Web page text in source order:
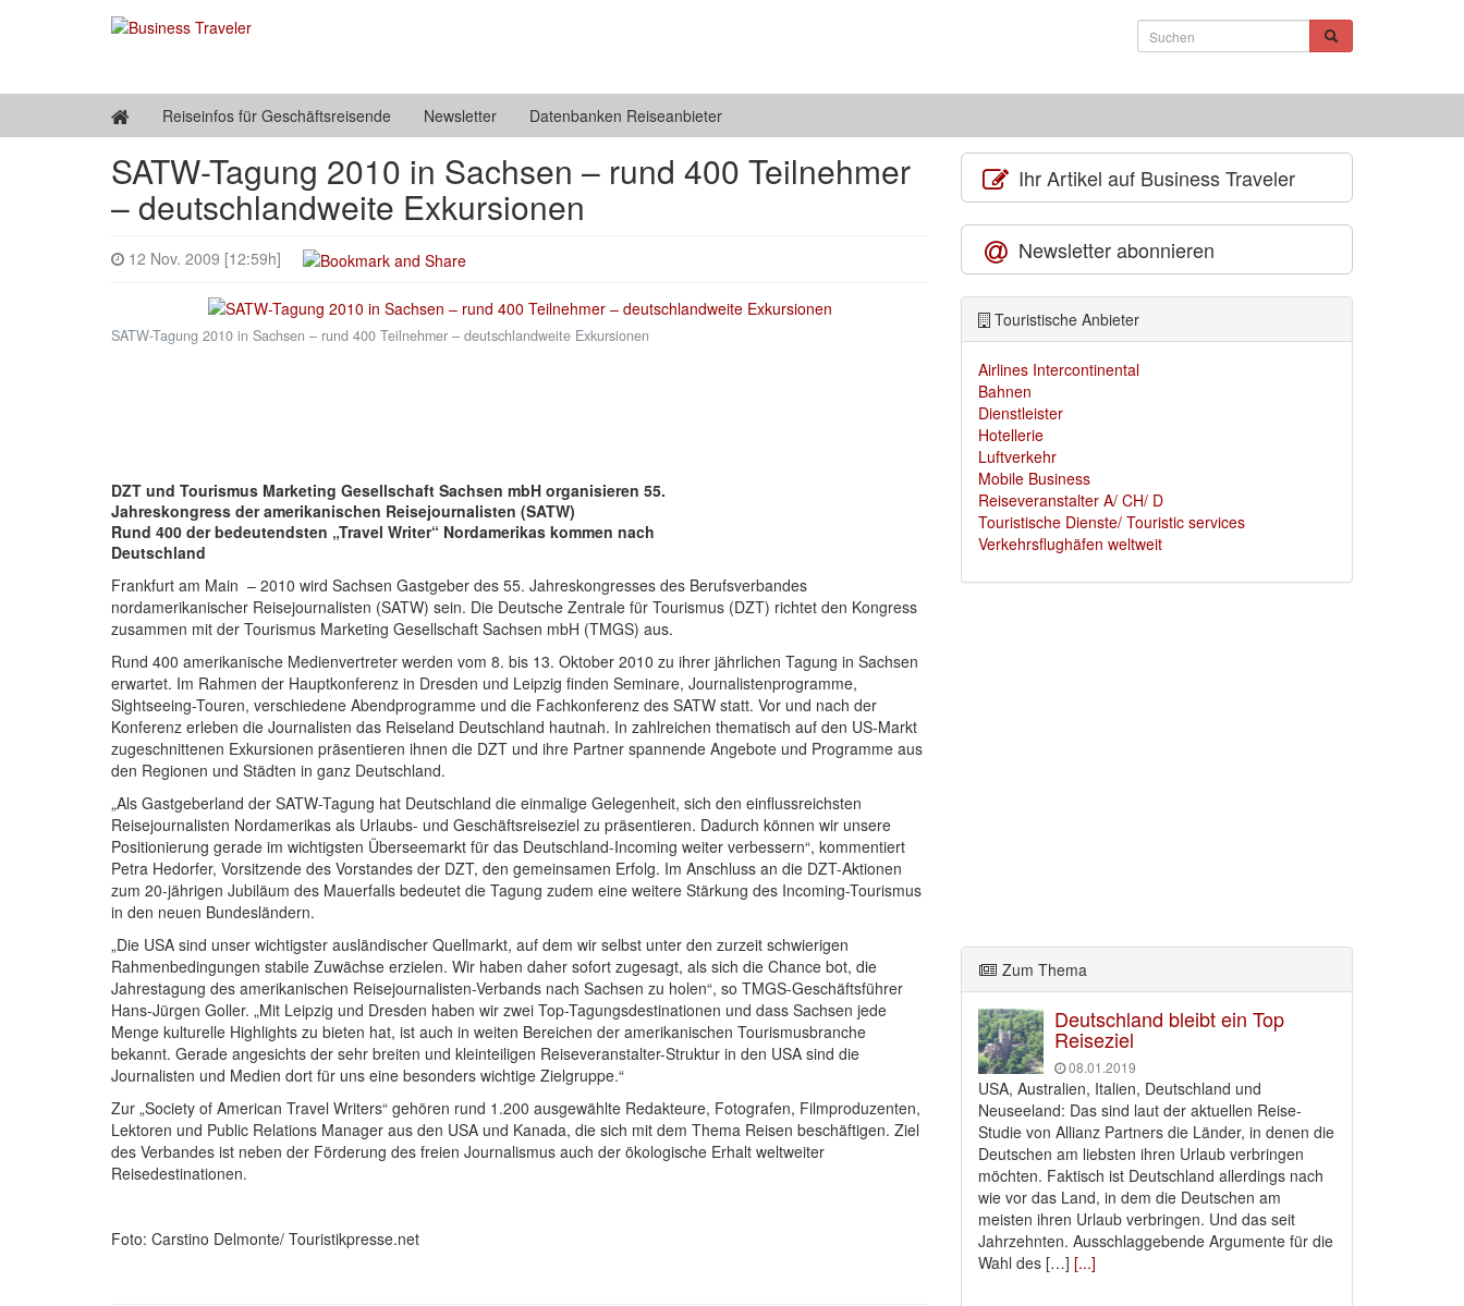
Reiseinfos für Geschäftsreisende Newsletter Datenbanken Reiseanbieter
SATW-Tagung 2010 in Sachsen – rund 400 Teilnehmer
– deutschlandweite Exkursionen
12 Nov. 2009 [12:59h]
SATW-Tagung 2010 in Sachsen – rund 400 Teilnehmer – deutschlandweite Exkursionen
DZT und Tourismus Marketing Gesellschaft Sachsen mbH organisieren 55.
Jahreskongress der amerikanischen Reisejournalisten (SATW)
Rund 400 der bedeutendsten „Travel Writer“ Nordamerikas kommen nach
Deutschland
Frankfurt am Main – 2010 wird Sachsen Gastgeber des 55. Jahreskongresses des Berufsverbandes
nordamerikanischer Reisejournalisten (SATW) sein. Die Deutsche Zentrale für Tourismus (DZT) richtet den Kongress
zusammen mit der Tourismus Marketing Gesellschaft Sachsen mbH (TMGS) aus.
Rund 400 amerikanische Medienvertreter werden vom 8. bis 13. Oktober 2010 zu ihrer jährlichen Tagung in Sachsen
erwartet. Im Rahmen der Hauptkonferenz in Dresden und Leipzig finden Seminare, Journalistenprogramme,
Sightseeing-Touren, verschiedene Abendprogramme und die Fachkonferenz des SATW statt. Vor und nach der
Konferenz erleben die Journalisten das Reiseland Deutschland hautnah. In zahlreichen thematisch auf den US-Markt
zugeschnittenen Exkursionen präsentieren ihnen die DZT und ihre Partner spannende Angebote und Programme aus
den Regionen und Städten in ganz Deutschland.
„Als Gastgeberland der SATW-Tagung hat Deutschland die einmalige Gelegenheit, sich den einflussreichsten
Reisejournalisten Nordamerikas als Urlaubs- und Geschäftsreiseziel zu präsentieren. Dadurch können wir unsere
Positionierung gerade im wichtigsten Überseemarkt für das Deutschland-Incoming weiter verbessern“, kommentiert
Petra Hedorfer, Vorsitzende des Vorstandes der DZT, den gemeinsamen Erfolg. Im Anschluss an die DZT-Aktionen
zum 20-jährigen Jubiläum des Mauerfalls bedeutet die Tagung zudem eine weitere Stärkung des Incoming-Tourismus
in den neuen Bundesländern.
„Die USA sind unser wichtigster ausländischer Quellmarkt, auf dem wir selbst unter den zurzeit schwierigen
Rahmenbedingungen stabile Zuwächse erzielen. Wir haben daher sofort zugesagt, als sich die Chance bot, die
Jahrestagung des amerikanischen Reisejournalisten-Verbands nach Sachsen zu holen“, so TMGS-Geschäftsführer
Hans-Jürgen Goller. „Mit Leipzig und Dresden haben wir zwei Top-Tagungsdestinationen und dass Sachsen jede
Menge kulturelle Highlights zu bieten hat, ist auch in weiten Bereichen der amerikanischen Tourismusbranche
bekannt. Gerade angesichts der sehr breiten und kleinteiligen Reiseveranstalter-Struktur in den USA sind die
Journalisten und Medien dort für uns eine besonders wichtige Zielgruppe.“
Zur „Society of American Travel Writers“ gehören rund 1.200 ausgewählte Redakteure, Fotografen, Filmproduzenten,
Lektoren und Public Relations Manager aus den USA und Kanada, die sich mit dem Thema Reisen beschäftigen. Ziel
des Verbandes ist neben der Förderung des freien Journalismus auch der ökologische Erhalt weltweiter
Reisedestinationen.
Foto: Carstino Delmonte/ Touristikpresse.net
Ihr Artikel auf Business Traveler
Newsletter abonnieren
Touristische Anbieter
Airlines Intercontinental
Bahnen
Dienstleister
Hotellerie
Luftverkehr
Mobile Business
Reiseveranstalter A/ CH/ D
Touristische Dienste/ Touristic services
Verkehrsflughäfen weltweit
Zum Thema
Deutschland bleibt ein Top
Reiseziel
08.01.2019
USA, Australien, Italien, Deutschland und
Neuseeland: Das sind laut der aktuellen Reise-
Studie von Allianz Partners die Länder, in denen die
Deutschen am liebsten ihren Urlaub verbringen
möchten. Faktisch ist Deutschland allerdings nach
wie vor das Land, in dem die Deutschen am
meisten ihren Urlaub verbringen. Und das seit
Jahrzehnten. Ausschlaggebende Argumente für die
Wahl des […] [...]